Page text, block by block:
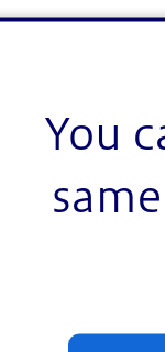
You
帯を設けること
植栽を設け、圧